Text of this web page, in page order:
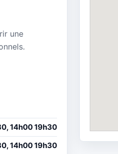
une
14h00 19h30
14h00 19h30